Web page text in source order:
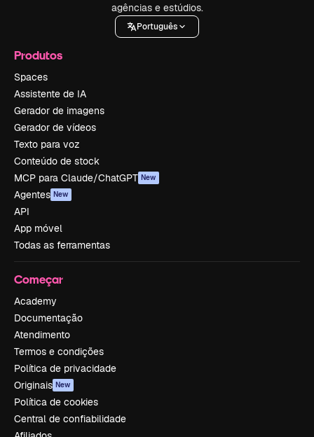
agências e estúdios.
Português
Produtos
Spaces
Assistente de IA
Gerador de imagens
Gerador de vídeos
Texto para voz
Conteúdo de stock
MCP para Claude/ChatGPT New
Agentes New
API
App móvel
Todas as ferramentas
Começar
Academy
Documentação
Atendimento
Termos e condições
Política de privacidade
Originais New
Política de cookies
Central de confiabilidade